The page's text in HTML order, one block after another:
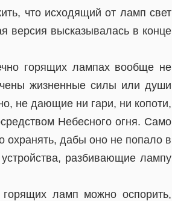
что исходящий от ламп свет
версия высказывалась в конце
горящих лампах вообще не
жизненные силы или души
не дающие ни гари, ни копоти,
Небесного огня. Само
охранять, дабы оно не попало в
разбивающие лампу
ламп можно оспорить,